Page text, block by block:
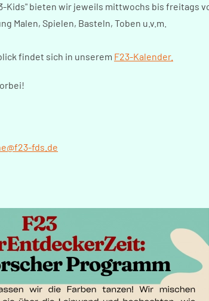
Kids" bieten wir jeweils mittwochs bis freitags
Malen, Spielen, Basteln, Toben u.v.m.
findet sich in unserem F23-Kalender.
fds.de